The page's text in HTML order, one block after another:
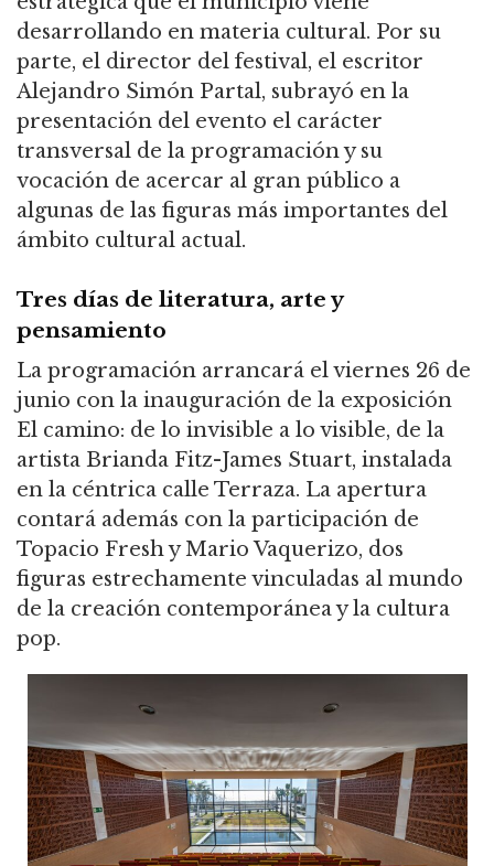
desarrollando en materia cultural. Por su
parte, el director del festival, el escritor
Alejandro Simón Partal, subrayó en la
presentación del evento el carácter
transversal de la programación y su
vocación de acercar al gran público a
algunas de las figuras más importantes del
ámbito cultural actual.
Tres días de literatura, arte y
pensamiento
La programación arrancará el viernes 26 de
junio con la inauguración de la exposición
El camino: de lo invisible a lo visible, de la
artista Brianda Fitz-James Stuart, instalada
en la céntrica calle Terraza. La apertura
contará además con la participación de
Topacio Fresh y Mario Vaquerizo, dos
figuras estrechamente vinculadas al mundo
de la creación contemporánea y la cultura
pop.